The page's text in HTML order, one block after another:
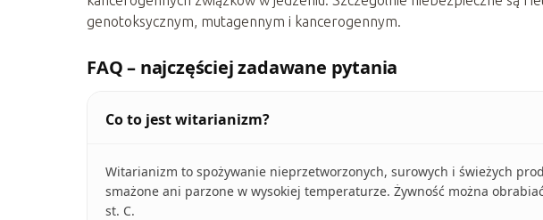
genotoksycznym, mutagennym i kancerogennym.
FAQ – najczęściej zadawane pytania
Co to jest witarianizm?
Witarianizm to spożywanie nieprzetworzonych, surowych i świeżych
smażone ani parzone w wysokiej temperaturze. Żywność można
st. C.